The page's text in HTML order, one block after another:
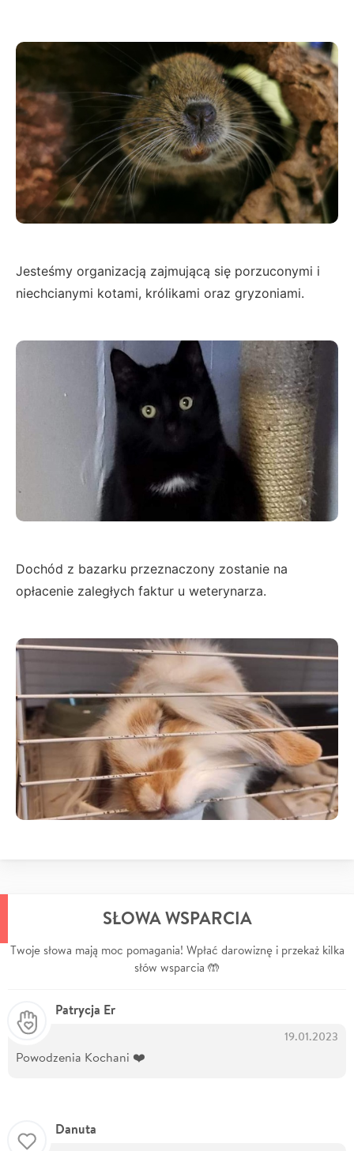
Jesteśmy organizacją zajmującą się porzuconymi i
niechcianymi kotami, królikami oraz gryzoniami.
Dochód z bazarku przeznaczony zostanie na
opłacenie zaległych faktur u weterynarza.
SŁOWA WSPARCIA
Twoje słowa mają moc pomagania! Wpłać darowiznę i przekaż kilka
słów wsparcia 🤲
Patrycja Er
19.01.2023
Powodzenia Kochani ❤️
Danuta